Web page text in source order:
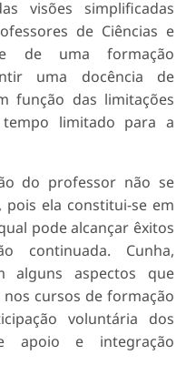
visões simplificadas
de Ciências e
de uma formação
uma docência de
função das limitações
limitado para a
do professor não se
ela constitui-se em
pode alcançar êxitos
continuada. Cunha,
alguns aspectos que
cursos de formação
voluntária dos
apoio e integração